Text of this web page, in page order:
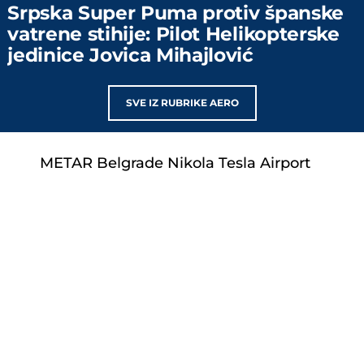
Srpska Super Puma protiv španske
vatrene stihije: Pilot Helikopterske
jedinice Jovica Mihajlović
SVE IZ RUBRIKE AERO
METAR Belgrade Nikola Tesla Airport